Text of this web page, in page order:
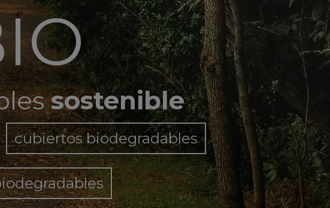
sostenible
cubiertos biodegradables